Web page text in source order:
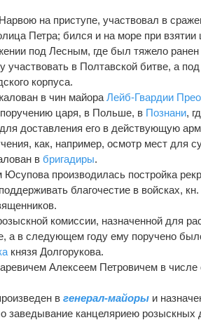
на приступе, участвовал в
Петра; бился и на море при
под Лесным, где был тяжело
в Полтавской битве, а под
корпуса.
в чин майораЛейб-Гвардии
поручению царя, в Польше, в Познани,
доставления его в действующую
как, например, осмотр мест для
в бригадиры.
производилась постройка
благочестие в войсках,
комиссии, назначенной для
а в следующем году ему поручено
князя Долгорукова.
Алексеем Петровичем в
вгенерал-майоры и
заведывание канцеляриею розыскных